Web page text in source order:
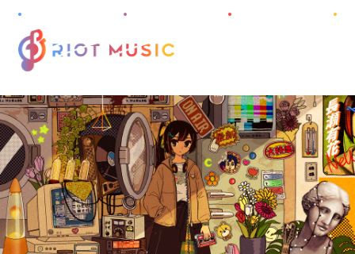
HOME
ABOUT
INFORMATION
PROJECT